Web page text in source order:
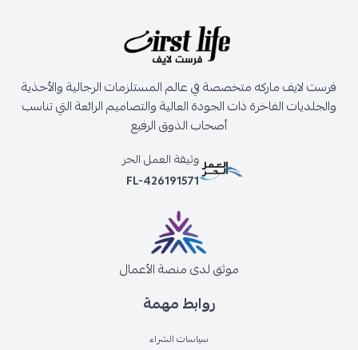
روابط مهمة
سياسات الشراء
فرست لايف ماركه متخصصة في عالم المستلزمات الرجالية والأحذية
والجلديات الفاخرة ذات الجودة العالية والتصاميم الرائعة التي تناسب
أصحاب الذوق الرفيع
وثيقة العمل الحر
FL-426191571
موثق لدى منصة الأعمال